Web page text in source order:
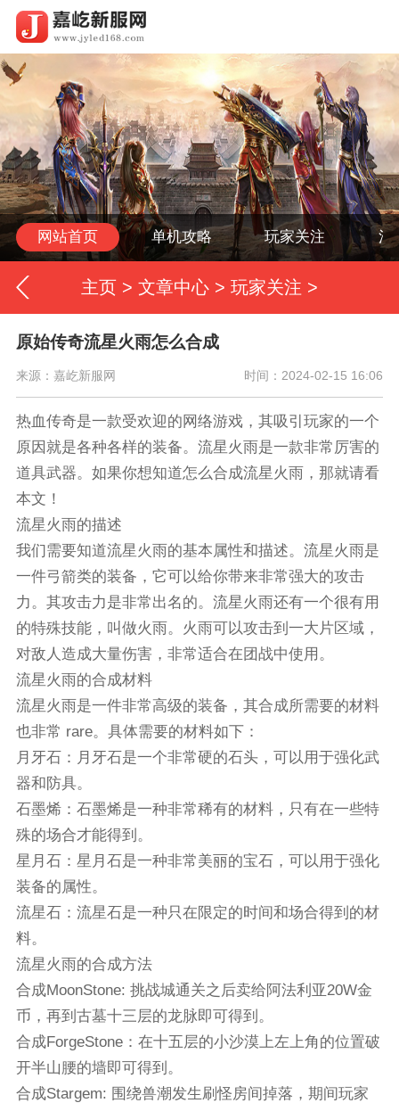
网站首页 单机攻略 玩家关注 活
主页 > 文章中心 > 玩家关注 >
原始传奇流星火雨怎么合成
来源：嘉屹新服网 时间：2024-02-15 16:06
热血传奇是一款受欢迎的网络游戏，其吸引玩家的一个
原因就是各种各样的装备。流星火雨是一款非常厉害的
道具武器。如果你想知道怎么合成流星火雨，那就请看
本文！
流星火雨的描述
我们需要知道流星火雨的基本属性和描述。流星火雨是
一件弓箭类的装备，它可以给你带来非常强大的攻击
力。其攻击力是非常出名的。流星火雨还有一个很有用
的特殊技能，叫做火雨。火雨可以攻击到一大片区域，
对敌人造成大量伤害，非常适合在团战中使用。
流星火雨的合成材料
流星火雨是一件非常高级的装备，其合成所需要的材料
也非常 rare。具体需要的材料如下：
月牙石：月牙石是一个非常硬的石头，可以用于强化武
器和防具。
石墨烯：石墨烯是一种非常稀有的材料，只有在一些特
殊的场合才能得到。
星月石：星月石是一种非常美丽的宝石，可以用于强化
装备的属性。
流星石：流星石是一种只在限定的时间和场合得到的材
料。
流星火雨的合成方法
合成MoonStone: 挑战城通关之后卖给阿法利亚20W金
币，再到古墓十三层的龙脉即可得到。
合成ForgeStone：在十五层的小沙漠上左上角的位置破
开半山腰的墙即可得到。
合成Stargem: 围绕兽潮发生刷怪房间掉落，期间玩家